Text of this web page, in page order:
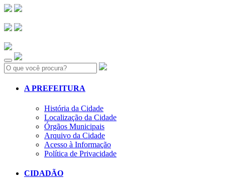
Search:
A PREFEITURA
História da Cidade
Localização da Cidade
Órgãos Municipais
Arquivo da Cidade
Acesso à Informação
Política de Privacidade
CIDADÃO